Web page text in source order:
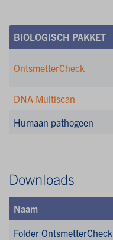
BIOLOGISCH PAKKET
OntsmetterCheck
DNA Multiscan
Humaan pathogeen
Downloads
Naam
Folder OntsmetterCheck